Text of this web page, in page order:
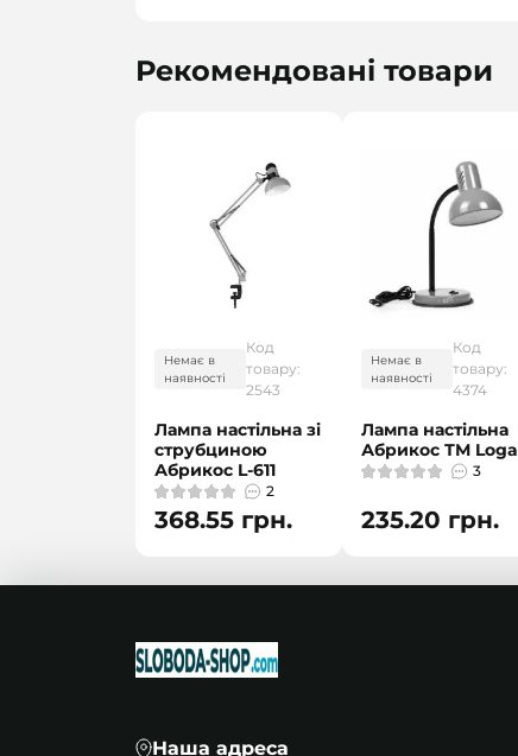
Рекомендовані товари
Немає в
наявності
Код
товару:
2543
Лампа настільна зі
струбциною
Абрикос L-611
2
368.55 грн.
Немає в
наявності
Код
товару:
4374
Лампа настільна
Абрикос ТМ Loga
3
235.20 грн.
Наша адреса